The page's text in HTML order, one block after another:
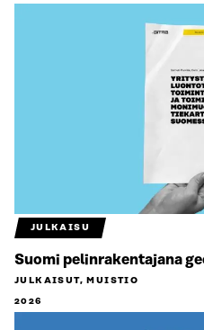
JULKAISU
Suomi pelinrakentajana
JULKAISUT, MUISTIO
2026